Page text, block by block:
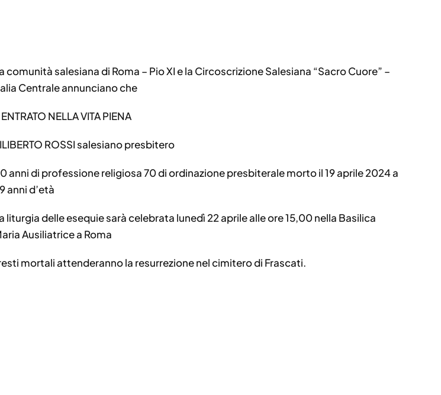
comunità salesiana di Roma – Pio XI e la Circoscrizione Salesiana “Sacro Cuore” –
Centrale annunciano che
ENTRATO NELLA VITA PIENA
ROSSI salesiano presbitero
anni di professione religiosa 70 di ordinazione presbiterale morto il 19 aprile 2024 a
anni d’età
liturgia delle esequie sarà celebrata lunedì 22 aprile alle ore 15,00 nella Basilica
Ausiliatrice a Roma
mortali attenderanno la resurrezione nel cimitero di Frascati.